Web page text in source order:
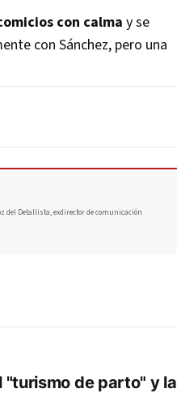
con calma y se
con Sánchez, pero una
del Detallista, exdirector de comunicación
"turismo de parto" y la